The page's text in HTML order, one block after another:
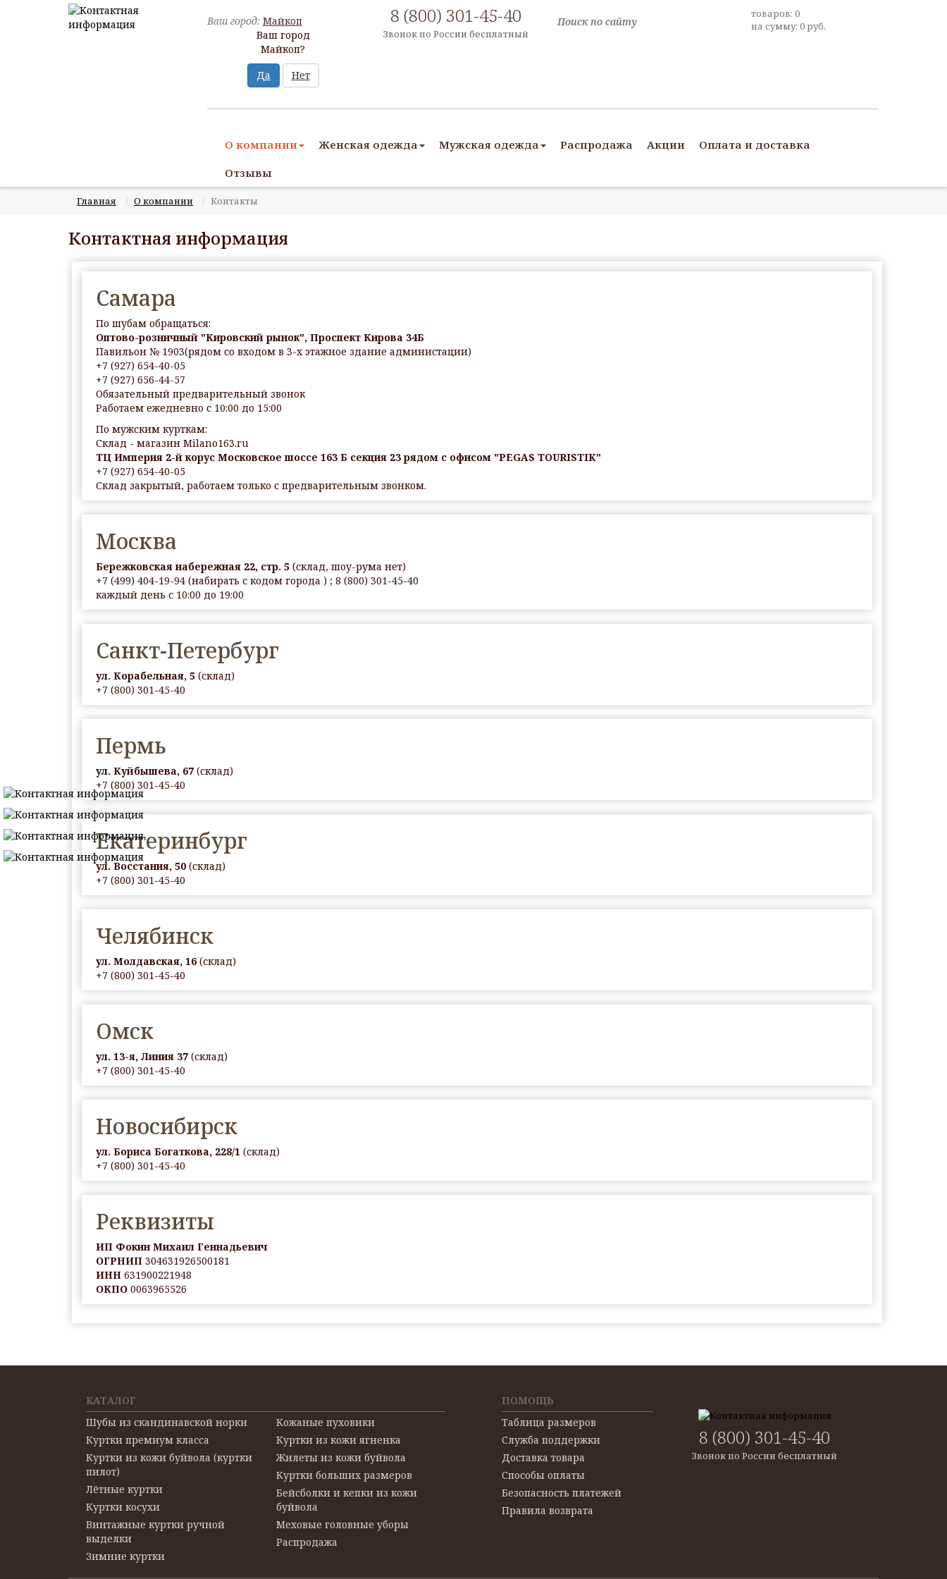
Ваш город: Майкоп
Ваш город
Майкоп?
Да
Нет
8 (800) 301-45-40
Звонок по России бесплатный
товаров:0
на сумму:0руб.
О компании Женская одежда Мужская одежда Распродажа Акции
Оплата и доставка
Отзывы
Главная О компании Контакты
Контактная информация
Самара
По шубам обращаться:
Оптово-розничный "Кировский рынок", Проспект Кирова 34Б
Павильон № 1903(рядом со входом в 3-х этажное здание администации)
+7 (927) 654-40-05
+7 (927) 656-44-57
Обязательный предварительный звонок
Работаем ежедневно с 10:00 до 15:00
По мужским курткам:
Склад - магазин Milano163.ru
ТЦ Империя 2-й корус Московское шоссе 163 Б секция 23 рядом с офисом "PEGAS TOURISTIK"
+7 (927) 654-40-05
Склад закрытый, работаем только с предварительным звонком.
Москва
Бережковская набережная 22, стр. 5 (склад, шоу-рума нет)
+7 (499) 404-19-94 (набирать с кодом города ) ; 8 (800) 301-45-40
каждый день с 10:00 до 19:00
Санкт-Петербург
ул. Корабельная, 5 (склад)
+7 (800) 301-45-40
Пермь
ул. Куйбышева, 67 (склад)
+7 (800) 301-45-40
Екатеринбург
ул. Восстания, 50 (склад)
+7 (800) 301-45-40
Челябинск
ул. Молдавская, 16 (склад)
+7 (800) 301-45-40
Омск
ул. 13-я, Линия 37 (склад)
+7 (800) 301-45-40
Новосибирск
ул. Бориса Богаткова, 228/1 (склад)
+7 (800) 301-45-40
Реквизиты
ИП Фокин Михаил Геннадьевич
ОГРНИП 304631926500181
ИНН 631900221948
ОКПО 0063965526
КАТАЛОГ
Шубы из скандинавской норки
Куртки премиум класса
Куртки из кожи буйвола (куртки
пилот)
Лётные куртки
Куртки косухи
Винтажные куртки ручной
выделки
Зимние куртки
Кожаные пуховики
Куртки из кожи ягненка
Жилеты из кожи буйвола
Куртки больших размеров
Бейсболки и кепки из кожи
буйвола
Меховые головные уборы
Распродажа
ПОМОЩЬ
Таблица размеров
Служба поддержки
Доставка товара
Способы оплаты
Безопасность платежей
Правила возврата
8 (800) 301-45-40
Звонок по России бесплатный